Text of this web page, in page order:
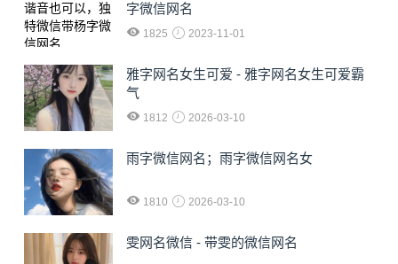
字微信网名
1825 2023-11-01
雅字网名女生可爱 - 雅字网名女生可爱霸
气
1812 2026-03-10
雨字微信网名；雨字微信网名女
1810 2026-03-10
雯网名微信 - 带雯的微信网名